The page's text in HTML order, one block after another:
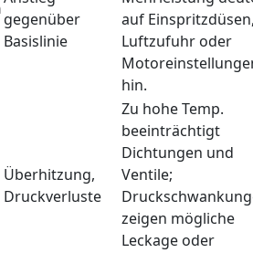
gegenüber
Basislinie
auf
Luftzufuhr oder
hin.
Überhitzung,
Druckverluste
Zu hohe Temp.
beeinträchtigt
Dichtungen und
Ventile;
zeigen mögliche
Leckage oder